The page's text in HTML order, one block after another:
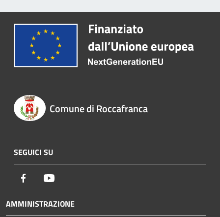
Comune di Roccafranca
SEGUICI SU
Facebook
AMMINISTRAZIONE